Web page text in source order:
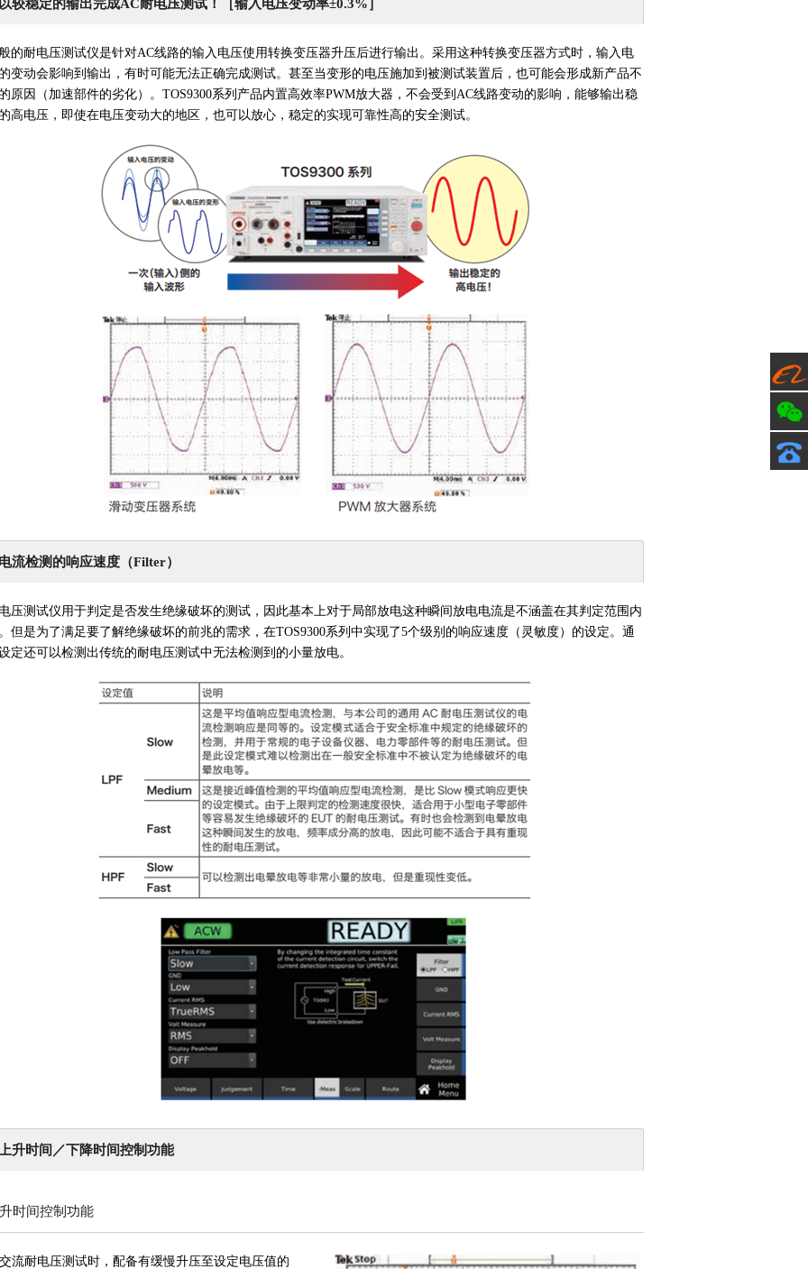
较稳定的输出完成AC耐电压测试！［输入电压变动率±0.3%］
的耐电压测试仪是针对AC线路的输入电压使用转换变压器升压后进行输出。采用这种转换变压器方式时，输入电
变动会影响到输出，有时可能无法正确完成测试。甚至当变形的电压施加到被测试装置后，也可能会形成新产品不
原因（加速部件的劣化）。TOS9300系列产品内置高效率PWM放大器，不会受到AC线路变动的影响，能够输出稳
高电压，即使在电压变动大的地区，也可以放心，稳定的实现可靠性高的安全测试。
流检测的响应速度（Filter）
压测试仪用于判定是否发生绝缘破坏的测试，因此基本上对于局部放电这种瞬间放电电流是不涵盖在其判定范围内
但是为了满足要了解绝缘破坏的前兆的需求，在TOS9300系列中实现了5个级别的响应速度（灵敏度）的设定。通
定还可以检测出传统的耐电压测试中无法检测到的小量放电。
升时间／下降时间控制功能
时间控制功能
流耐电压测试时，配备有缓慢升压至设定电压值的